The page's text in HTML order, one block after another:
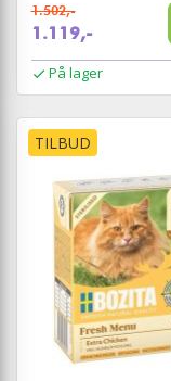
1.502,-
1.119,-
På lager
TILBUD